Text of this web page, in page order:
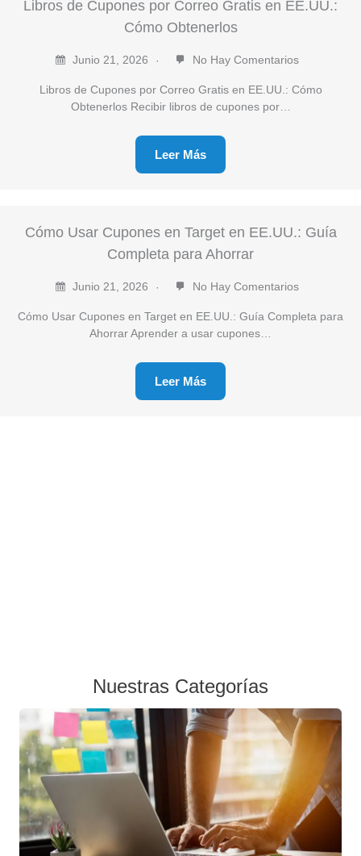
Libros de Cupones por Correo Gratis en EE.UU.:
Cómo Obtenerlos
Junio 21, 2026 No Hay Comentarios
Libros de Cupones por Correo Gratis en EE.UU.: Cómo
Obtenerlos Recibir libros de cupones por…
Leer Más
Cómo Usar Cupones en Target en EE.UU.: Guía
Completa para Ahorrar
Junio 21, 2026 No Hay Comentarios
Cómo Usar Cupones en Target en EE.UU.: Guía Completa para
Ahorrar Aprender a usar cupones…
Leer Más
Nuestras Categorías